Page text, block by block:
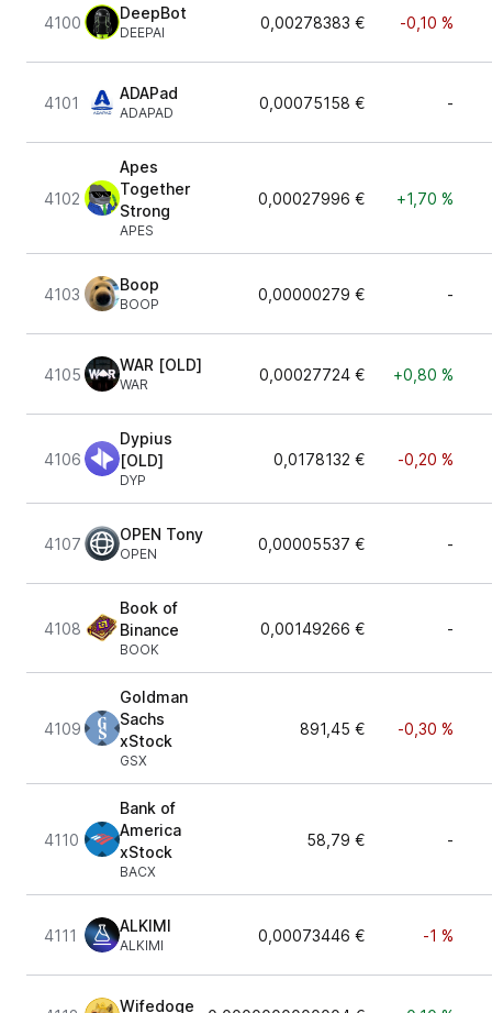
4100
DeepBot
DEEPAI
0,00278383 € -0,10 %
4101
ADAPad
ADAPAD
0,00075158 € -
4102
Apes
Together
Strong
APES
0,00027996 € +1,70 %
4103
Boop
BOOP
0,00000279 € -
4105
WAR [OLD]
WAR
0,00027724 € +0,80 %
4106
Dypius
[OLD]
DYP
0,0178132 € -0,20 %
4107
OPEN Tony
OPEN
0,00005537 € -
4108
Book of
Binance
BOOK
0,00149266 € -
4109
Goldman
Sachs
xStock
GSX
891,45 € -0,30 %
4110
Bank of
America
xStock
BACX
58,79 € -
4111
ALKIMI
ALKIMI
0,00073446 € -1 %
Wifedoge